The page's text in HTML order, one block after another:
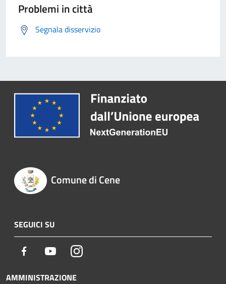
Problemi in città
Segnala disservizio
Comune di Cene
SEGUICI SU
Facebook YoutubeInstagram
AMMINISTRAZIONE